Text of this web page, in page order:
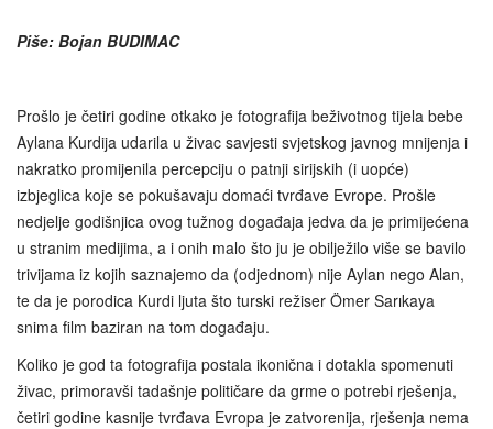
Piše: Bojan BUDIMAC
Prošlo je četiri godine otkako je fotografija beživotnog tijela bebe
Aylana Kurdija udarila u živac savjesti svjetskog javnog mnijenja i
nakratko promijenila percepciju o patnji sirijskih (i uopće)
izbjeglica koje se pokušavaju domaći tvrđave Evrope. Prošle
nedjelje godišnjica ovog tužnog događaja jedva da je primijećena
u stranim medijima, a i onih malo što ju je obilježilo više se bavilo
trivijama iz kojih saznajemo da (odjednom) nije Aylan nego Alan,
te da je porodica Kurdi ljuta što turski režiser Ömer Sarıkaya
snima film baziran na tom događaju.
Koliko je god ta fotografija postala ikonična i dotakla spomenuti
živac, primoravši tadašnje političare da grme o potrebi rješenja,
četiri godine kasnije tvrđava Evropa je zatvorenija, rješenja nema